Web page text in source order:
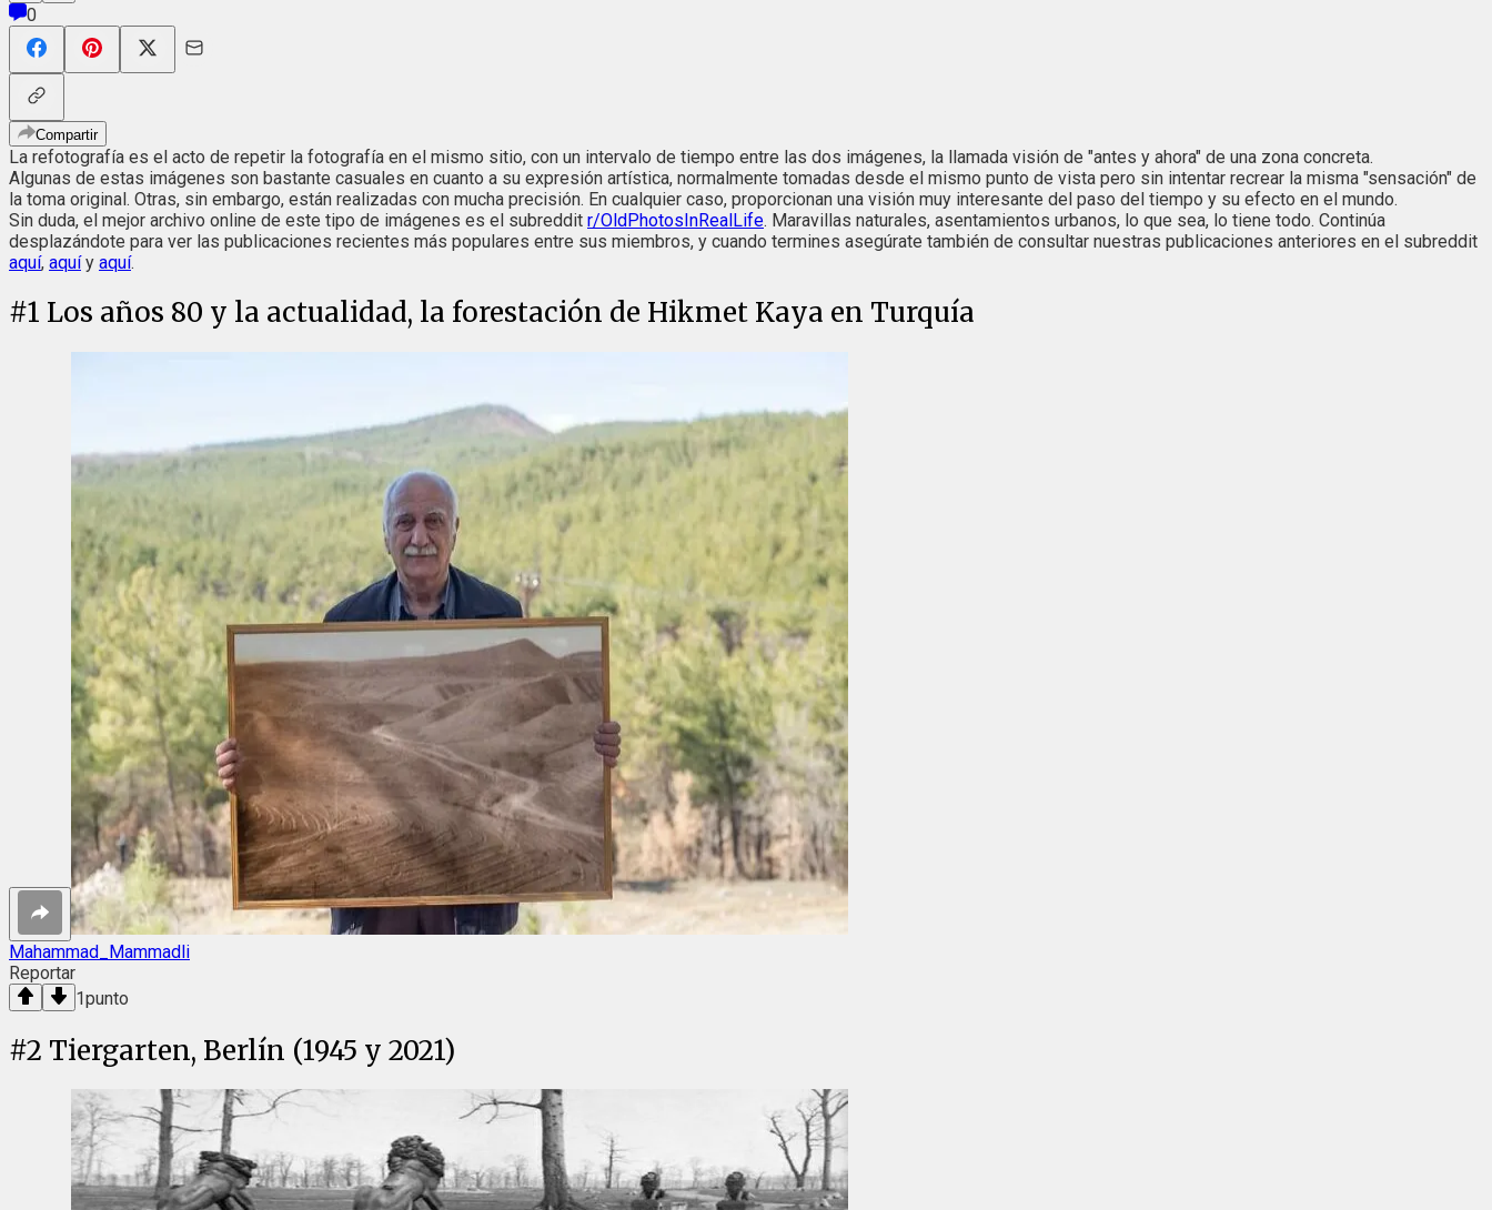
0
Compartir
La refotografía es el acto de repetir la fotografía en el mismo sitio, con un intervalo de tiempo entre las dos imágenes, la llamada visión de "antes y ahora" de una zona concreta.
Algunas de estas imágenes son bastante casuales en cuanto a su expresión artística, normalmente tomadas desde el mismo punto de vista pero sin intentar recrear la misma "sensación" de
la toma original. Otras, sin embargo, están realizadas con mucha precisión. En cualquier caso, proporcionan una visión muy interesante del paso del tiempo y su efecto en el mundo.
Sin duda, el mejor archivo online de este tipo de imágenes es el subreddit r/OldPhotosInRealLife. Maravillas naturales, asentamientos urbanos, lo que sea, lo tiene todo. Continúa
desplazándote para ver las publicaciones recientes más populares entre sus miembros, y cuando termines asegúrate también de consultar nuestras publicaciones anteriores en el subreddit
aquí, aquíy aquí.
#1 Los años 80 y la actualidad, la forestación de Hikmet Kaya en Turquía
Mahammad_Mammadli
Reportar
1punto
#2 Tiergarten, Berlín (1945 y 2021)